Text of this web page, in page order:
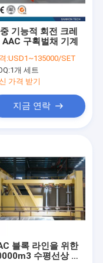
기능적 회전 크레
AAC 구획벌채 기계
:USD1~135000/SET
1개 세트
가격 받기
지금 연락
블록 라인을 위한
수평선상 절